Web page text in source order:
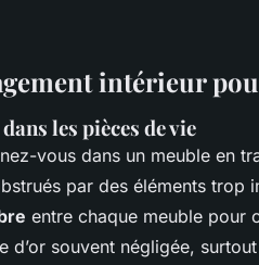
intérieur
les pièces de vie
vous dans un meuble en
par des éléments trop
entre chaque meuble pour
d’or souvent négligée,